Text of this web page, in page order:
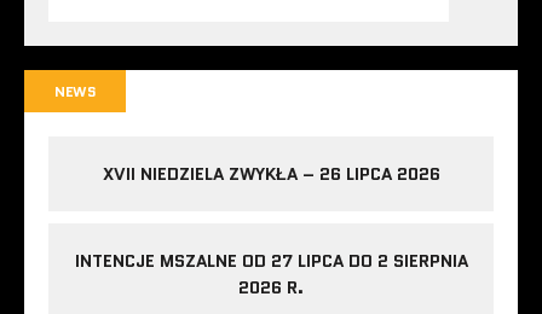
NEWS
XVII NIEDZIELA ZWYKŁA – 26 LIPCA 2026
INTENCJE MSZALNE OD 27 LIPCA DO 2 SIERPNIA
2026 R.